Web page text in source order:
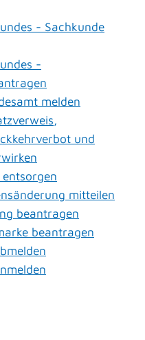
- Sachkunde
-
melden
und
mitteilen
beantragen
beantragen